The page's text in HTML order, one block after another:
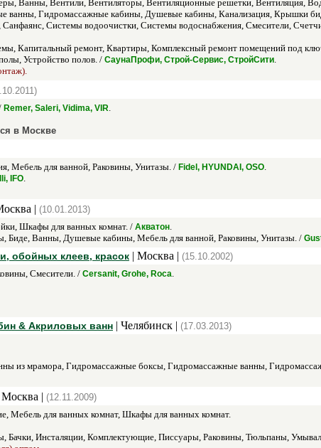
Ванны, Вентили, Вентиляторы, Вентиляционные решетки, Вентиляция,
Гидромассажные кабины, Душевые кабины, Канализация, Крышки
Системы водоочистки, Системы водоснабжения, Смесители,
Капитальный ремонт, Квартиры, Комплексный ремонт помещений под
Устройство полов. / СаунаПрофи, Строй-Сервис, СтройСити.
Remer, Saleri, Vidima, VIR.
в Москве
Мебель для ванной, Раковины, Унитазы. / Fidel, HYUNDAI, OSO.
IFO.
| (10.01.2013)
Шкафы для ванных комнат. / Акватон.
Биде, Ванны, Душевые кабины, Мебель для ванной, Раковины, Унитазы. /
обойных клеев, красок | Москва | (15.10.2002)
Смесители. / Cersanit, Grohe, Roca.
& Акриловых ванн | Челябинск | (17.03.2013)
из мрамора, Гидромассажные боксы, Гидромассажные ванны,
Москва | (12.11.2009)
Мебель для ванных комнат, Шкафы для ванных комнат.
Бачки, Инсталяции, Комплектующие, Писсуары, Раковины, Тюльпаны,